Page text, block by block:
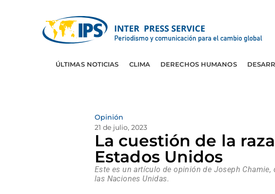
ÚLTIMAS NOTICIAS CLIMA DERECHOS HUMANOS
Opinión
21 de julio, 2023
La cuestión de la
Estados Unidos
Este es un artículo de opinión de Joseph
las Naciones Unidas.